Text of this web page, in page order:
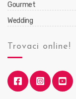
Gourmet
Wedding
Trovaci online!